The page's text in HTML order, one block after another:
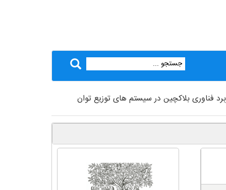
فناوری بلاکچین در سیستم های توزیع توان